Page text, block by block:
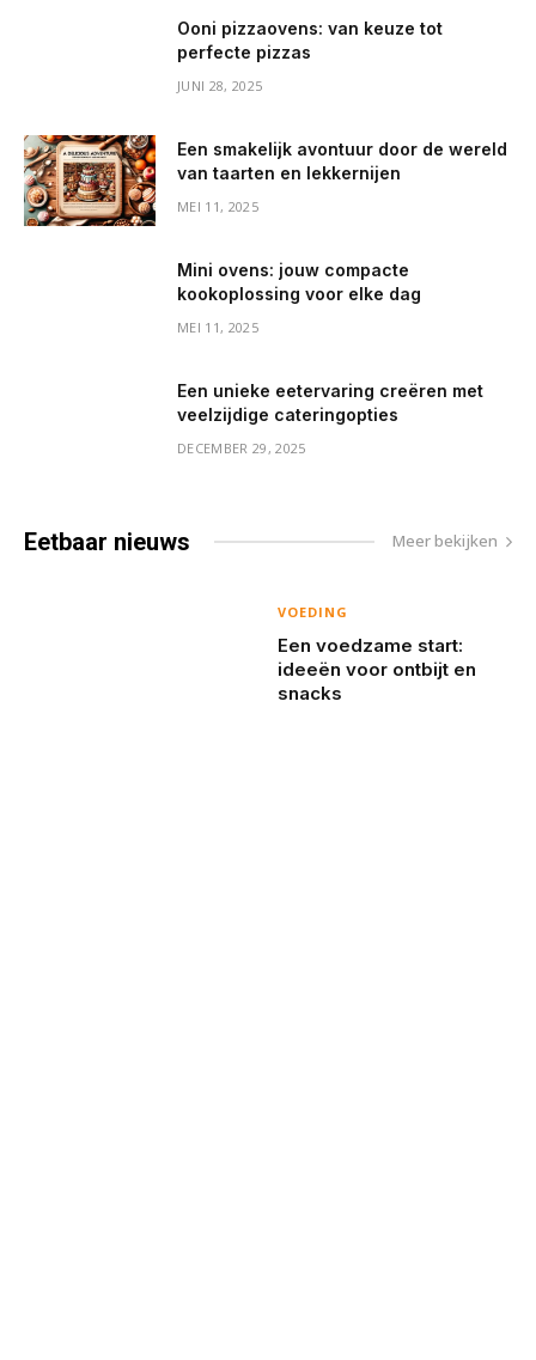
Ooni pizzaovens: van keuze tot
perfecte pizzas
JUNI 28, 2025
Een smakelijk avontuur door de wereld
van taarten en lekkernijen
MEI 11, 2025
Mini ovens: jouw compacte
kookoplossing voor elke dag
MEI 11, 2025
Een unieke eetervaring creëren met
veelzijdige cateringopties
DECEMBER 29, 2025
Eetbaar nieuws Meer bekijken
VOEDING
Een voedzame start:
ideeën voor ontbijt en
snacks